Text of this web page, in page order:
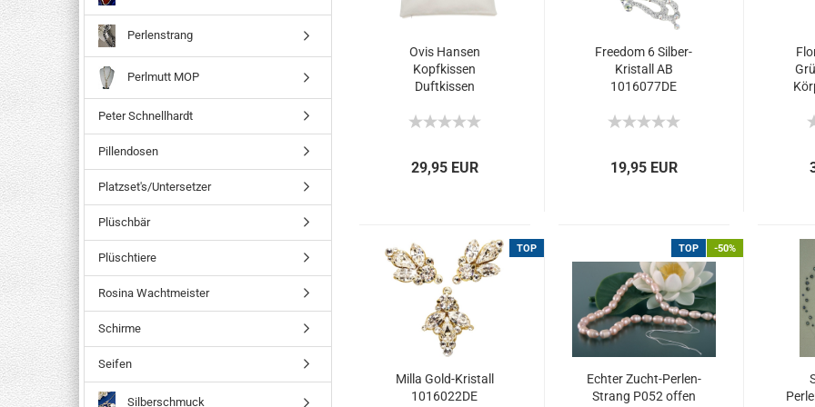
Ovis Hansen
Kopfkissen
Duftkissen
29,95 EUR
Freedom 6 Silber-
Kristall AB
1016077DE
19,95 EUR
TOP
Milla Gold-Kristall
1016022DE
TOP -50%
Echter Zucht-Perlen-
Strang P052 offen
Perlenstrang
Perlmutt MOP
Peter Schnellhardt
Pillendosen
Platzset's/Untersetzer
Plüschbär
Plüschtiere
Rosina Wachtmeister
Schirme
Seifen
Silberschmuck